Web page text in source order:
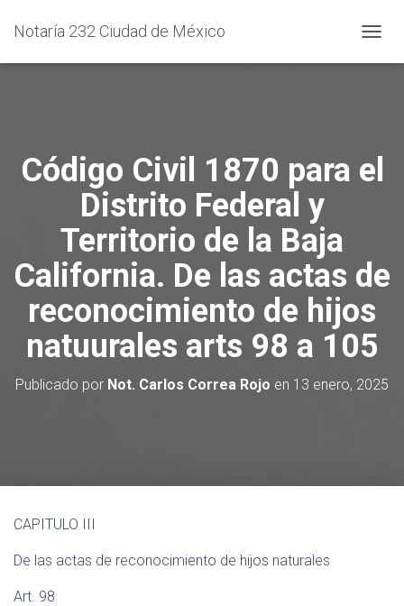
Notaría 232 Ciudad de México
A
M
O
N
A
V
E
G
A
I
Código Civil 1870 para el
Distrito Federal y
Territorio de la Baja
California. De las actas de
reconocimiento de hijos
natuurales arts 98 a 105
Publicado por Not. Carlos Correa Rojo en 13 enero, 2025
CAPITULO III
De las actas de reconocimiento de hijos naturales
Art. 98